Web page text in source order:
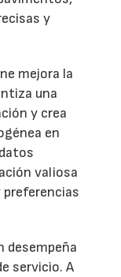
y
mejora la
una
y crea
en
valiosa
preferencias
desempeña
servicio. A